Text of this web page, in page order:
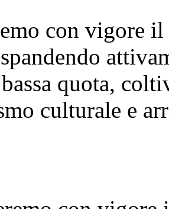
con vigore
quota,
culturale e